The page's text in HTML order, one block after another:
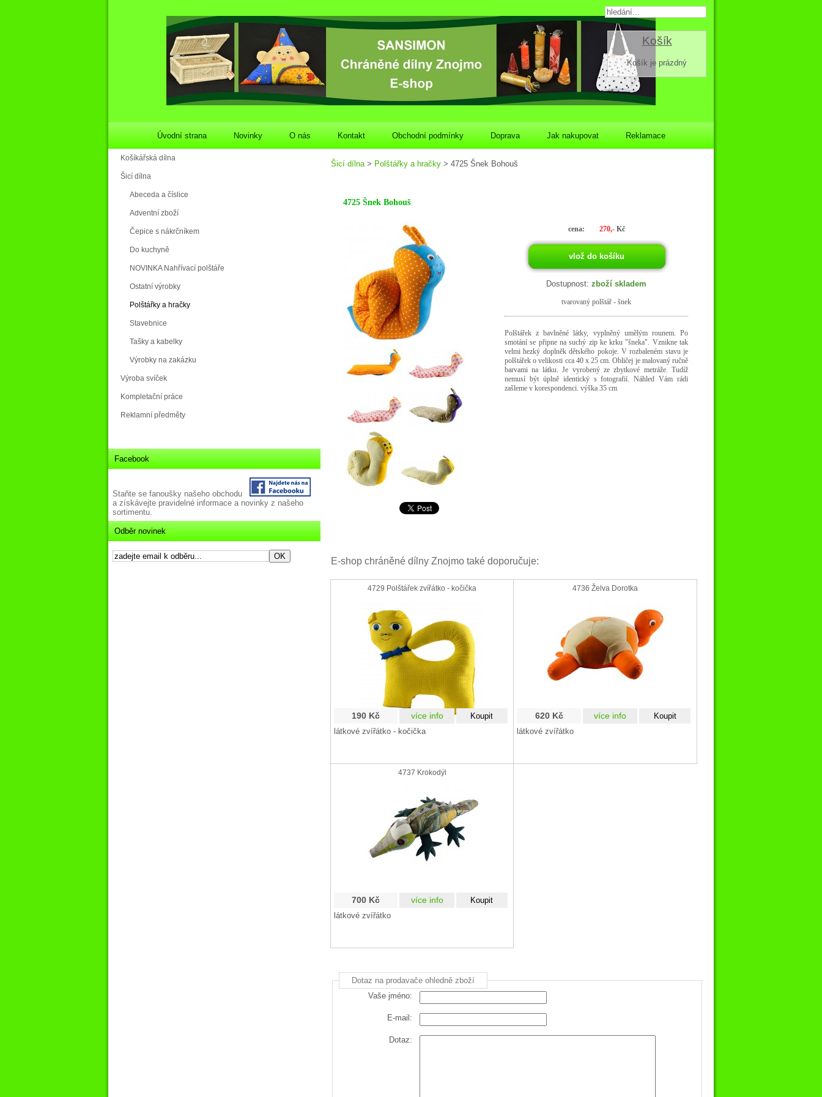
Košík
Košík je prázdný
Úvodní strana Novinky O nás Kontakt Obchodní podmínky Doprava Jak nakupovat Reklamace
Košíkářská dílna
Šicí dílna
Abeceda a číslice
Adventní zboží
Čepice s nákrčníkem
Do kuchyně
NOVINKA Nahřívací polštáře
Ostatní výrobky
Polštářky a hračky
Stavebnice
Tašky a kabelky
Výrobky na zakázku
Výroba svíček
Kompletační práce
Reklamní předměty
Facebook
Staňte se fanoušky našeho obchodu
a získávejte pravidelné informace a novinky z našeho
sortimentu.
Odběr novinek
Šicí dílna> Polštářky a hračky > 4725 Šnek Bohouš
4725 Šnek Bohouš
cena: 270,- Kč
Dostupnost: zboží skladem
tvarovaný polštář - šnek
Polštářek z bavlněné látky, vyplněný umělým rounem. Po
smotání se připne na suchý zip ke krku "šneka". Vznikne tak
velmi hezký doplněk dětského pokoje. V rozbaleném stavu je
polštářek o velikosti cca 40 x 25 cm. Obličej je malovaný ručně
barvami na látku. Je vyrobený ze zbytkové metráže. Tudíž
nemusí být úplně identický s fotografií. Náhled Vám rádi
zašleme v korespondenci. výška 35 cm
E-shop chráněné dílny Znojmo také doporučuje:
4729 Polštářek zvířátko - kočička
190 Kč více info
látkové zvířátko - kočička
4736 Želva Dorotka
620 Kč více info
látkové zvířátko
4737 Krokodýl
700 Kč více info
látkové zvířátko
Dotaz na prodavače ohledně zboží
Vaše jméno:
E-mail:
Dotaz: